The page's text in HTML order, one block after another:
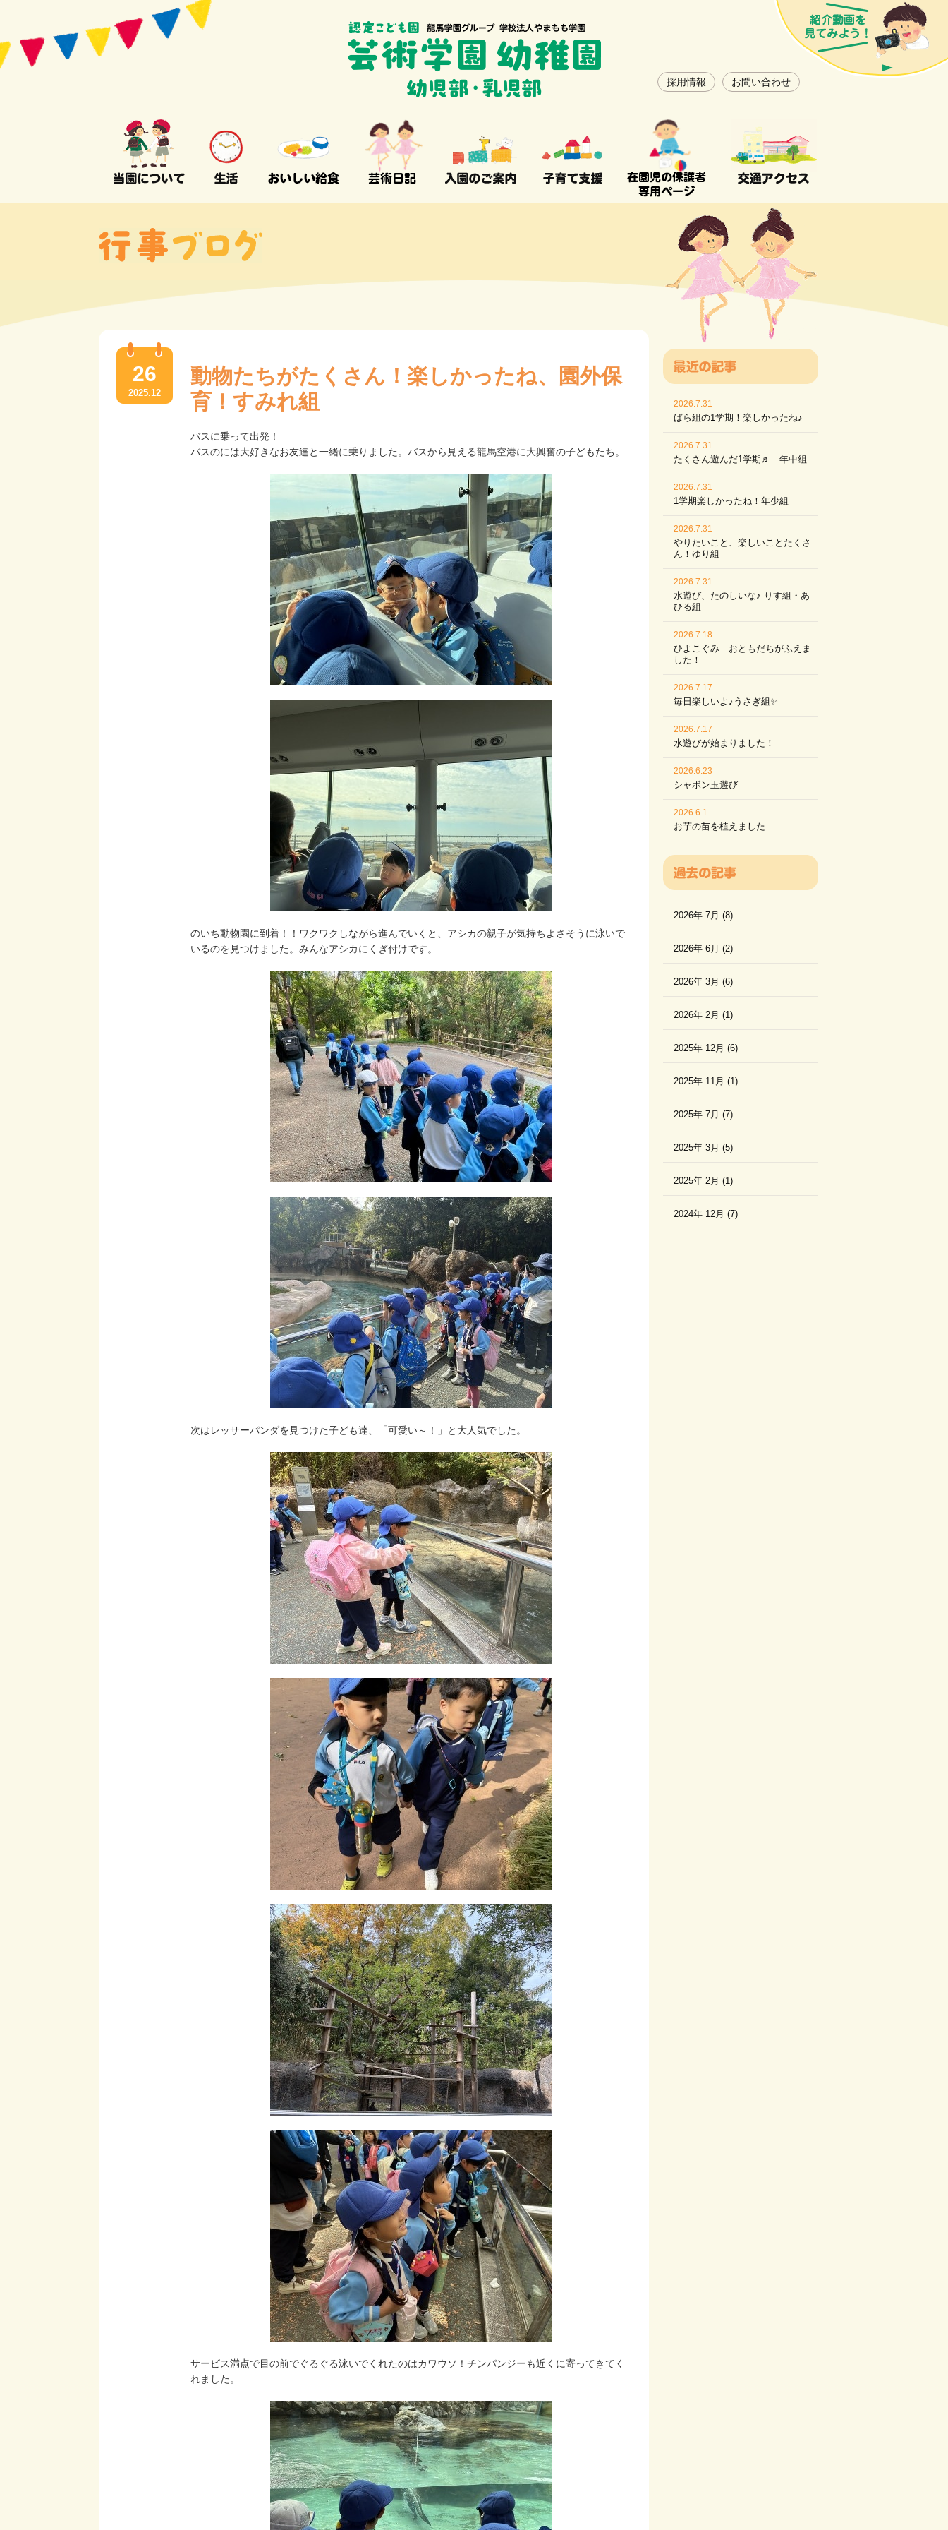
採用情報 お問い合わせ
26
2025.12
動物たちがたくさん！楽しかったね、園外保
育！すみれ組
バスに乗って出発！
バスのには大好きなお友達と一緒に乗りました。バスから見える龍馬空港に大興奮の子どもたち。
のいち動物園に到着！！ワクワクしながら進んでいくと、アシカの親子が気持ちよさそうに泳いで
いるのを見つけました。みんなアシカにくぎ付けです。
次はレッサーパンダを見つけた子ども達、「可愛い～！」と大人気でした。
サービス満点で目の前でぐるぐる泳いでくれたのはカワウソ！チンパンジーも近くに寄ってきてく
れました。
2026.7.31
ばら組の1学期！楽しかったね♪
2026.7.31
たくさん遊んだ1学期♬ 年中組
2026.7.31
1学期楽しかったね！年少組
2026.7.31
やりたいこと、楽しいことたくさ
ん！ゆり組
2026.7.31
水遊び、たのしいな♪ りす組・あ
ひる組
2026.7.18
ひよこぐみ おともだちがふえま
した！
2026.7.17
毎日楽しいよ♪うさぎ組✨
2026.7.17
水遊びが始まりました！
2026.6.23
シャボン玉遊び
2026.6.1
お芋の苗を植えました
2026年 7月 (8)
2026年 6月 (2)
2026年 3月 (6)
2026年 2月 (1)
2025年 12月 (6)
2025年 11月 (1)
2025年 7月 (7)
2025年 3月 (5)
2025年 2月 (1)
2024年 12月 (7)